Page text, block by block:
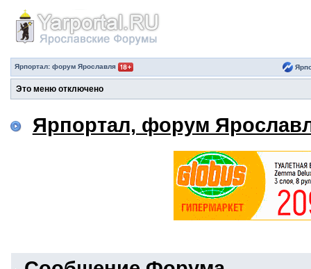
Ярпортал: форум Ярославля
Это меню отключено
Ярпортал, форум